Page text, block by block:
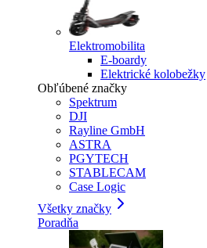
Elektromobilita
E-boardy
Elektrické kolobežky
Obľúbené značky
Spektrum
DJI
Rayline GmbH
ASTRA
PGYTECH
STABLECAM
Case Logic
Všetky značky
Poradňa